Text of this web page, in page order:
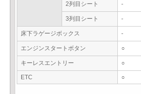
2列目シート -
3列目シート -
床下ラゲージボックス -
エンジンスタートボタン ○
キーレスエントリー ○
ETC ○